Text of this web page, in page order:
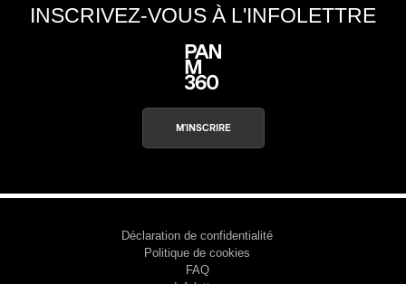
INSCRIVEZ-VOUS À L'INFOLETTRE
M'INSCRIRE
Déclaration de confidentialité
Politique de cookies
FAQ